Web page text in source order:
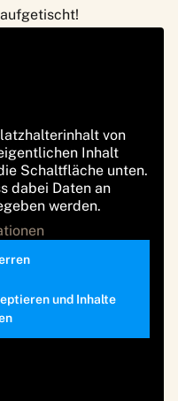
aufgetischt!
von
Inhalt
Schaltfläche unten.
dabei Daten an
werden.
und Inhalte